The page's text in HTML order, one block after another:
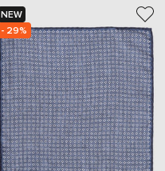
NEW
- 29%